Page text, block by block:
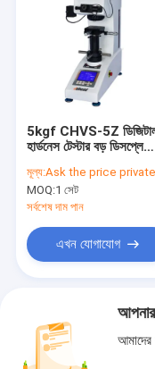
5kgf CHVS-5Z
হার্ডনেস টেস্টার বড় ডিসপ্লে
মূল্য:Ask the price
MOQ:1 সেট
সর্বশেষ দাম পান
এখন যোগাযোগ
আপনার